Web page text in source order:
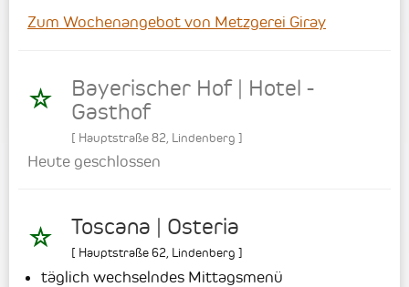
Zum Wochenangebot von Metzgerei Giray
Bayerischer Hof | Hotel -
Gasthof
[ Hauptstraße 82 Lindenberg ]
Heute geschlossen
Toscana | Osteria
[ Hauptstraße 62 Lindenberg ]
täglich wechselndes Mittagsmenü